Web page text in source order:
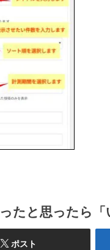
たと思ったら「
ポスト